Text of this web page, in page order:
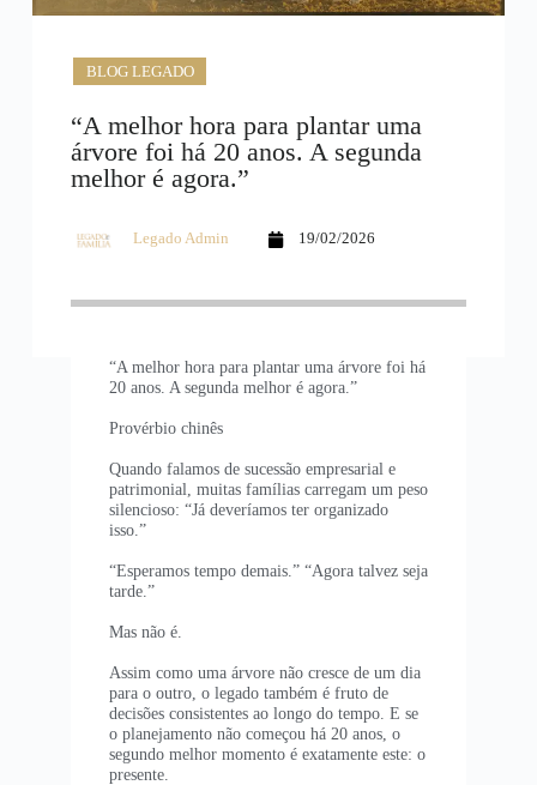
BLOG LEGADO
“A melhor hora para plantar uma
árvore foi há 20 anos. A segunda
melhor é agora.”
Legado Admin 19/02/2026
“A melhor hora para plantar uma árvore foi há
20 anos. A segunda melhor é agora.”
Provérbio chinês
Quando falamos de sucessão empresarial e
patrimonial, muitas famílias carregam um peso
silencioso: “Já deveríamos ter organizado
isso.”
“Esperamos tempo demais.” “Agora talvez seja
tarde.”
Mas não é.
Assim como uma árvore não cresce de um dia
para o outro, o legado também é fruto de
decisões consistentes ao longo do tempo. E se
o planejamento não começou há 20 anos, o
segundo melhor momento é exatamente este: o
presente.